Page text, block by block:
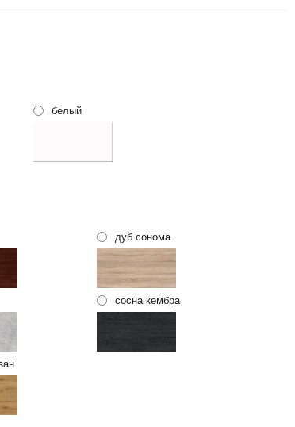
белый
дуб сонома
сосна кембра